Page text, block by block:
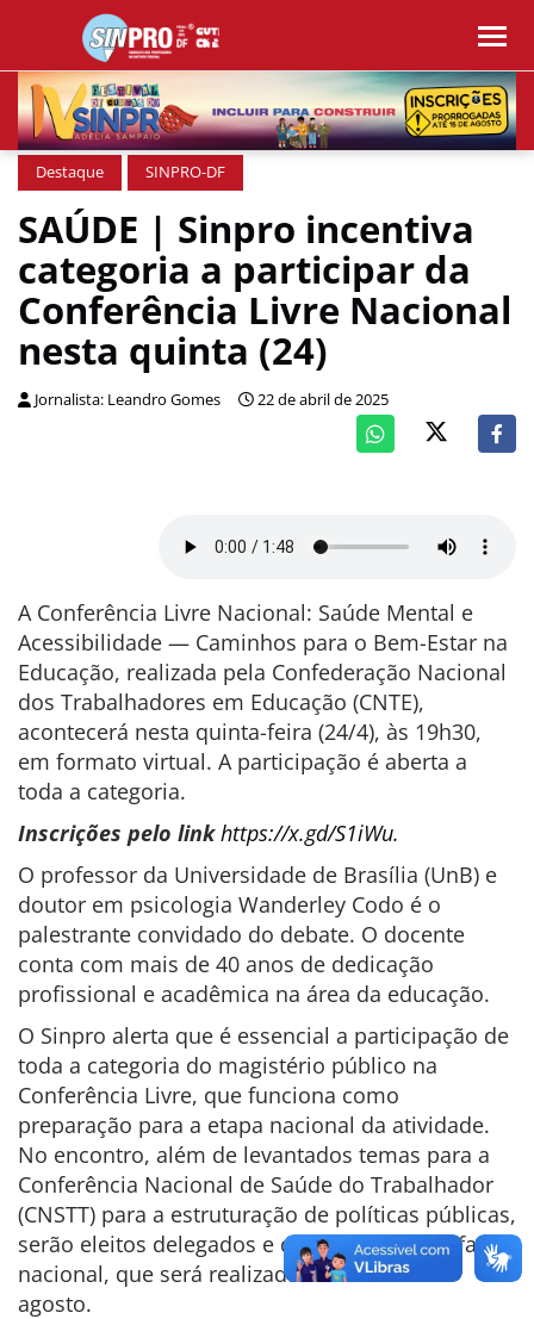
Destaque SINPRO-DF
SAÚDE | Sinpro incentiva
categoria a participar da
Conferência Livre Nacional
nesta quinta (24)
Jornalista: Leandro Gomes 22 de abril de 2025
A Conferência Livre Nacional: Saúde Mental e
Acessibilidade — Caminhos para o Bem-Estar na
Educação, realizada pela Confederação Nacional
dos Trabalhadores em Educação (CNTE),
acontecerá nesta quinta-feira (24/4), às 19h30,
em formato virtual. A participação é aberta a
toda a categoria.
Inscrições pelo linkhttps://x.gd/S1iWu.
O professor da Universidade de Brasília (UnB) e
doutor em psicologia Wanderley Codo é o
palestrante convidado do debate. O docente
conta com mais de 40 anos de dedicação
profissional e acadêmica na área da educação.
O Sinpro alerta que é essencial a participação de
toda a categoria do magistério público na
Conferência Livre, que funciona como
preparação para a etapa nacional da atividade.
No encontro, além de levantados temas para a
Conferência Nacional de Saúde do Trabalhador
(CNSTT) para a estruturação de políticas públicas,
serão eleitos delegados e delegadas para a fase
nacional, que será realizada de 18 a 21 de
agosto.